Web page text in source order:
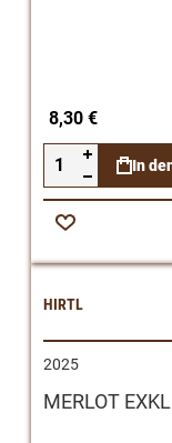
8,30 €
In
Zur
HIRTL
2025
MERLOT